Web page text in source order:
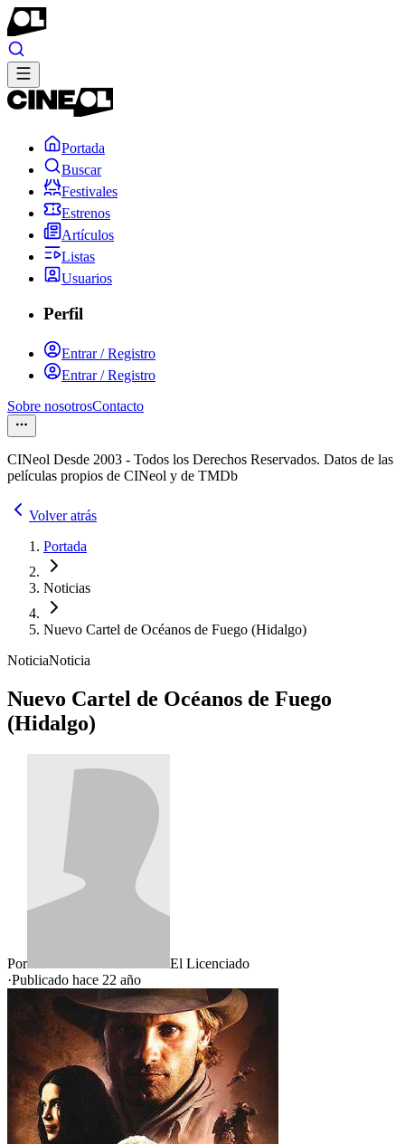
Portada
Buscar
Festivales
Estrenos
Artículos
Listas
Usuarios
Perfil
Entrar / Registro
Entrar / Registro
Sobre nosotrosContacto
CINeol Desde 2003 - Todos los Derechos Reservados. Datos de las
películas propios de CINeol y de TMDb
Volver atrás
Portada
Noticias
Nuevo Cartel de Océanos de Fuego (Hidalgo)
NoticiaNoticia
Nuevo Cartel de Océanos de Fuego
(Hidalgo)
Por
El Licenciado
·Publicado hace 22 año